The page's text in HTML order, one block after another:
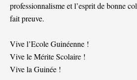
professionnalisme et l’esprit de bonne
fait preuve.
Vive l’Ecole Guinéenne !
Vive le Mérite Scolaire !
Vive la Guinée !